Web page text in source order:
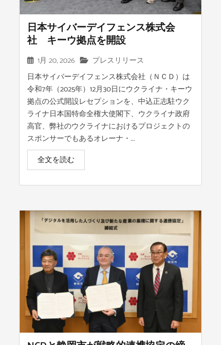
日本サイバーデイフェンス株式会
社 キーウ拠点を開設
1月 20, 2026
プレスリリース
日本サイバーデイフェンス株式会社（ＮＣＤ）は
令和7年（2025年）12月30日にウクライナ・キーウ
拠点の公式開設レセプションを、中込正志駐ウク
ライナ日本国特命全権大使閣下、ウクライナ政府
高官、弊社のウクライナにおけるプロジェクトの
スポンサーでもあるオレーナ・...
全文を読む